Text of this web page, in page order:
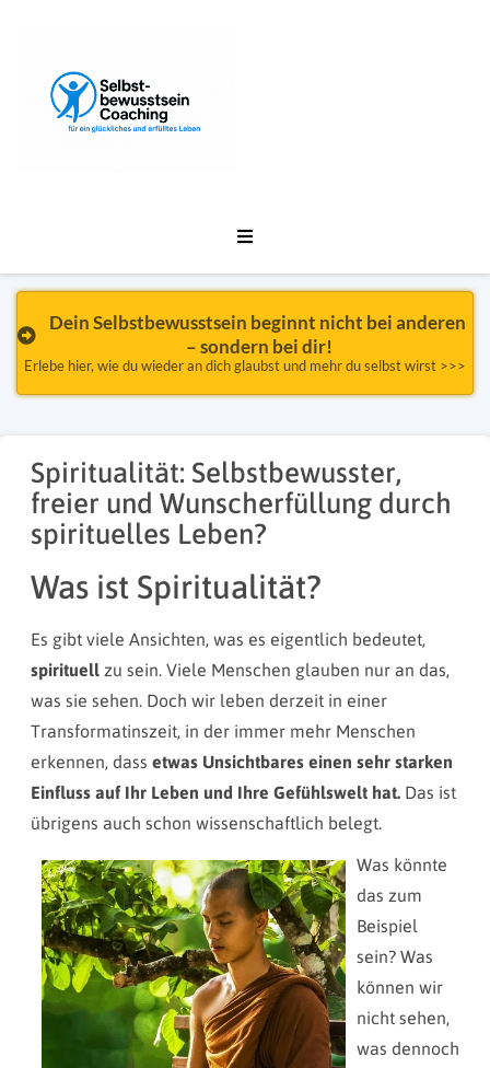
Dein Selbstbewusstsein beginnt nicht bei anderen
– sondern bei dir!
Erlebe hier, wie du wieder an dich glaubst und mehr du selbst wirst >>>
Spiritualität: Selbstbewusster,
freier und Wunscherfüllung durch
spirituelles Leben?
Was ist Spiritualität?
Es gibt viele Ansichten, was es eigentlich bedeutet,
spirituell zu sein. Viele Menschen glauben nur an das,
was sie sehen. Doch wir leben derzeit in einer
Transformatinszeit, in der immer mehr Menschen
erkennen, dass etwas Unsichtbares einen sehr starken
Einfluss auf Ihr Leben und Ihre Gefühlswelt hat. Das ist
übrigens auch schon wissenschaftlich belegt.
Was könnte
das zum
Beispiel
sein? Was
können wir
nicht sehen,
was dennoch